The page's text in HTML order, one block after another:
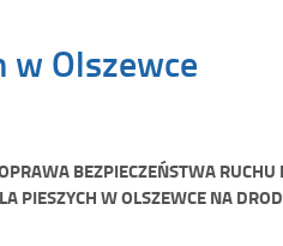
w Olszewce
BEZPIECZEŃSTWA RUCHU
PIESZYCH W OLSZEWCE NA